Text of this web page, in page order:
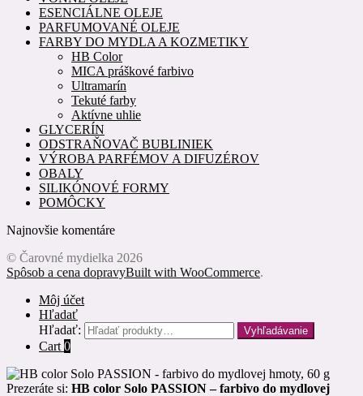
ESENCIÁLNE OLEJE
PARFUMOVANÉ OLEJE
FARBY DO MYDLA A KOZMETIKY
HB Color
MICA práškové farbivo
Ultramarín
Tekuté farby
Aktívne uhlie
GLYCERÍN
ODSTRAŇOVAČ BUBLINIEK
VÝROBA PARFÉMOV A DIFUZÉROV
OBALY
SILIKÓNOVÉ FORMY
POMÔCKY
Najnovšie komentáre
© Čarovné mydielka 2026
Spôsob a cena dopravyBuilt with WooCommerce.
Môj účet
Hľadať
Hľadať:
Vyhľadávanie
Cart 0
Prezeráte si: HB color Solo PASSION – farbivo do mydlovej